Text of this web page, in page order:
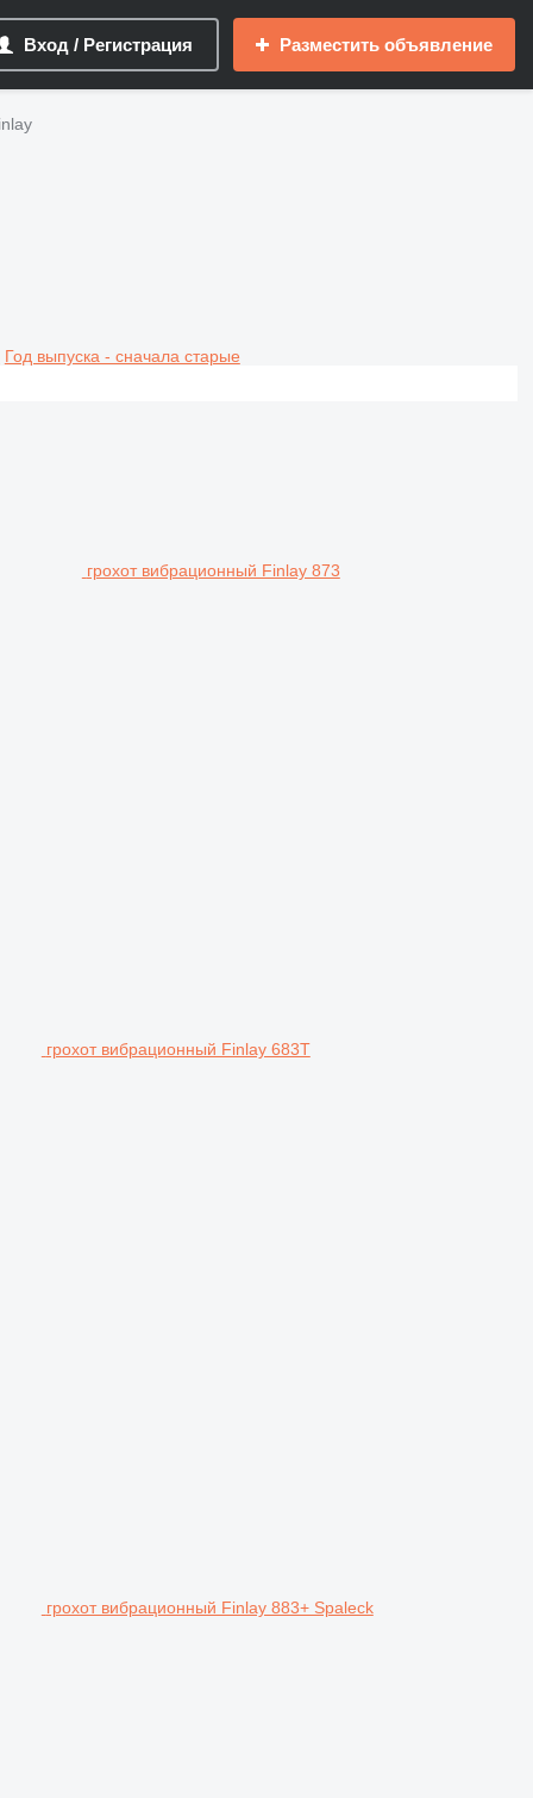
Вход / Регистрация Разместить объявление
Год выпуска - сначала старые
грохот вибрационный Finlay 873
грохот вибрационный Finlay 683T
грохот вибрационный Finlay 883+ Spaleck